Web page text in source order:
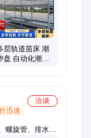
层轨道苗床 潮
盘 自动化潮汐
洽谈
迅速
螺旋管、排水